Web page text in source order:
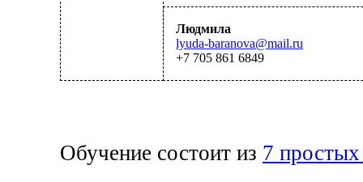
Людмила
lyuda-baranova@mail.ru
+7 705 861 6849
Обучение состоит из 7